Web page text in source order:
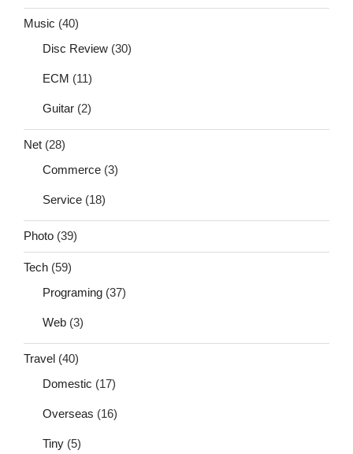
Music (40)
Disc Review (30)
ECM (11)
Guitar (2)
Net (28)
Commerce (3)
Service (18)
Photo (39)
Tech (59)
Programing (37)
Web (3)
Travel (40)
Domestic (17)
Overseas (16)
Tiny (5)